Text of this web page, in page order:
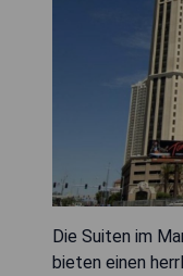
Die Suiten im
bieten einen